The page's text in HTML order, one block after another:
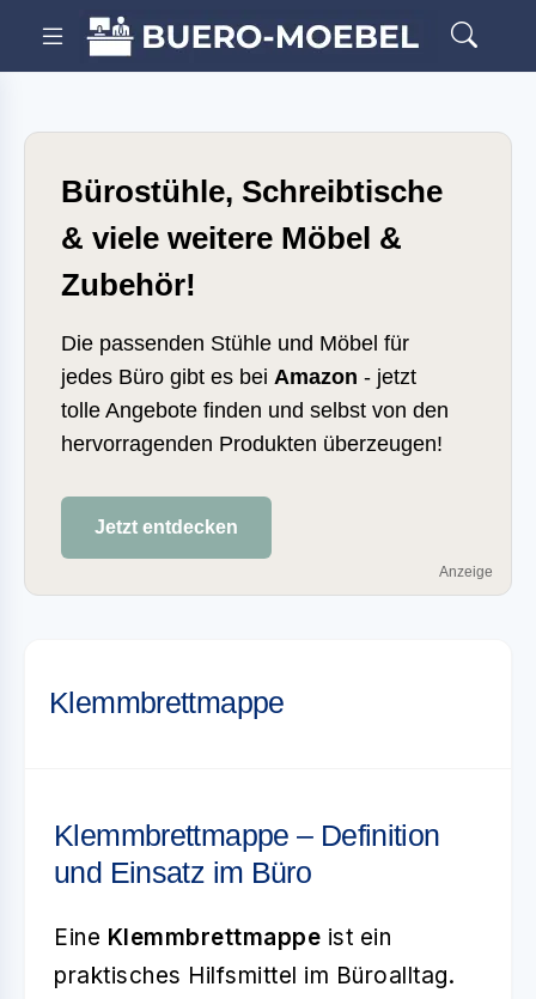
Bürostühle, Schreibtische
& viele weitere Möbel &
Zubehör!
Die passenden Stühle und Möbel für
jedes Büro gibt es bei Amazon - jetzt
tolle Angebote finden und selbst von den
hervorragenden Produkten überzeugen!
Jetzt entdecken
Anzeige
Klemmbrettmappe
Klemmbrettmappe – Definition
und Einsatz im Büro
Eine Klemmbrettmappe ist ein
praktisches Hilfsmittel im Büroalltag.